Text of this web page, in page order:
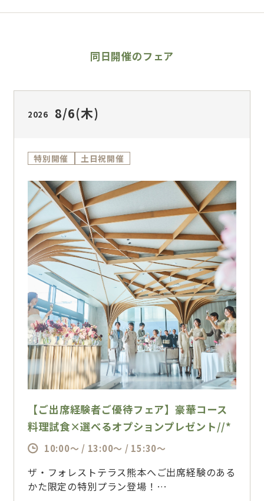
同日開催のフェア
2026 8/6(木)
特別開催 土日祝開催
【ご出席経験者ご優待フェア】豪華コース
料理試食×選べるオプションプレゼント//*
10:00～ / 13:00～ / 15:30～
ザ・フォレストテラス熊本へご出席経験のある
かた限定の特別プラン登場！